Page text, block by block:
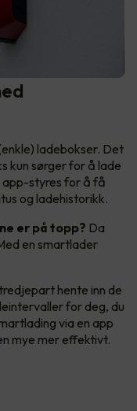
ladebokser. Det
kun sørger for å lade
app-styres for å få
og ladehistorikk.
er på topp? Da
en smartlader
hente inn de
for deg, du
via en app
mye mer effektivt.